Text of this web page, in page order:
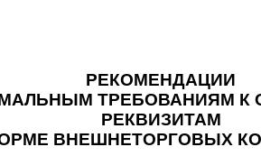
РЕКОМЕНДАЦИИ
ТРЕБОВАНИЯМ К
РЕКВИЗИТАМ
ВНЕШНЕТОРГОВЫХ